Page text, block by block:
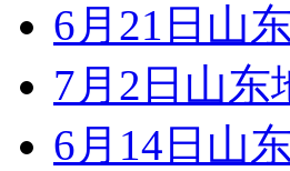
6月21日山
7月2日山东
6月14日山